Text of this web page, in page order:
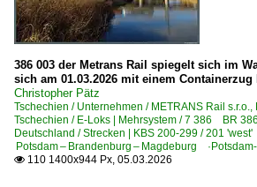
590 (Halle–) Sangerhausen –
590 Halle – Nordhausen –
Strecken | KBS 600-699
610 (Kassel–) Guntershausen
613 Göttingen – Eichenberg –
640 Frankfurt – Maintal – Hanau
386 003 der Metrans Rail spiegelt sich im
sich am 01.03.2026 mit einem
Christopher Pätz
Tschechien / Unternehmen / METRANS Rail s.r.o.,
Tschechien / E-Loks | Mehrsystem / 7 386 BR
Deutschland / Strecken | KBS 200-299 / 201
Potsdam – Brandenburg – Magdeburg
 110 1400x944 Px, 05.03.2026